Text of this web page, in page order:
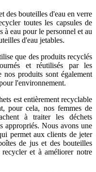
des bouteilles d'eau en verre
toutes les capsules de
à eau pour le personnel et au
d'eau jetables.
que des produits recyclés
et réutilisés par les
nos produits sont également
l'environnement.
est entièrement recyclable
pour cela, nos femmes de
à traiter les déchets
appropriés. Nous avons une
permet aux clients de jeter
de jus et des bouteilles
et à améliorer notre